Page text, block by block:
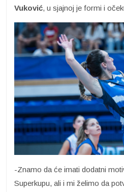
Vuković, u sjajnoj je formi i
-Znamo da će imati dodatni
Superkupu, ali i mi želimo da